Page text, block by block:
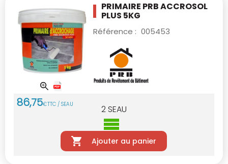
PRIMAIRE PRB ACCROSOL
PLUS 5KG
Référence : 005453
86,75€TTC / SEAU 2 SEAU
Ajouter au panier